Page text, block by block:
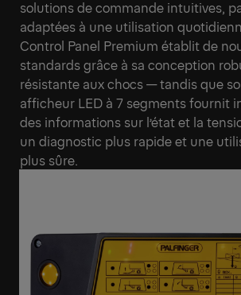
solutions de commande intuitives,
adaptées à une utilisation
Control Panel Premium établit de
standards grâce à sa conception
résistante aux chocs — tandis que
afficheur LED à 7 segments fournit
des informations sur l’état et la
un diagnostic plus rapide et une
plus sûre.